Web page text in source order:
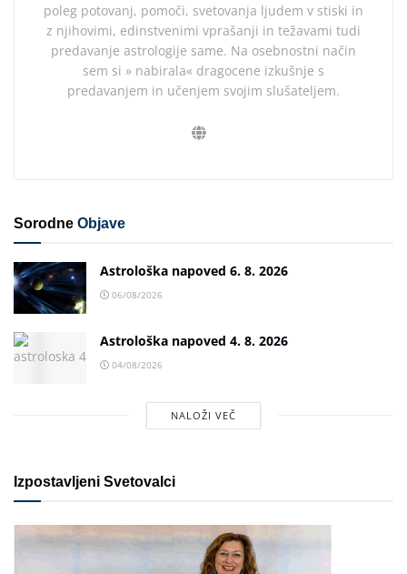
poleg potovanj, pomoči, svetovanja ljudem v stiski in
z njihovimi, edinstvenimi vprašanji in težavami tudi
predavanje astrologije same. Na osebnostni način
sem si » nabirala« dragocene izkušnje s
predavanjem in učenjem svojim slušateljem.
Sorodne Objave
Astrološka napoved 6. 8. 2026
06/08/2026
Astrološka napoved 4. 8. 2026
04/08/2026
NALOŽI VEČ
Izpostavljeni Svetovalci